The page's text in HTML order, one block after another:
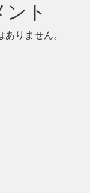
ト
りません。